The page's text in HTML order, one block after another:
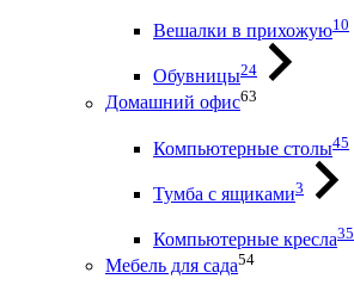
Вешалки в прихожую10
Обувницы24
Домашний офис63
Компьютерные столы45
Тумба с ящиками3
Компьютерные кресла35
Мебель для сада54